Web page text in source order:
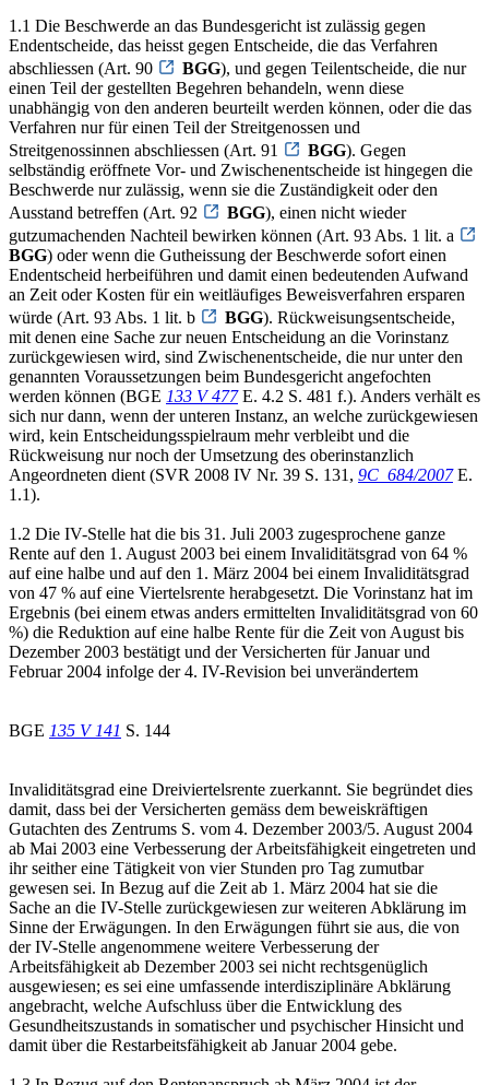
1.1 Die Beschwerde an das Bundesgericht ist zulässig gegen
Endentscheide, das heisst gegen Entscheide, die das Verfahren
abschliessen (Art. 90
BGG), und gegen Teilentscheide, die nur
einen Teil der gestellten Begehren behandeln, wenn diese
unabhängig von den anderen beurteilt werden können, oder die das
Verfahren nur für einen Teil der Streitgenossen und
Streitgenossinnen abschliessen (Art. 91
BGG). Gegen
selbständig eröffnete Vor- und Zwischenentscheide ist hingegen die
Beschwerde nur zulässig, wenn sie die Zuständigkeit oder den
Ausstand betreffen (Art. 92
BGG), einen nicht wieder
gutzumachenden Nachteil bewirken können (Art. 93 Abs. 1 lit. a
BGG) oder wenn die Gutheissung der Beschwerde sofort einen
Endentscheid herbeiführen und damit einen bedeutenden Aufwand
an Zeit oder Kosten für ein weitläufiges Beweisverfahren ersparen
würde (Art. 93 Abs. 1 lit. b
BGG). Rückweisungsentscheide,
mit denen eine Sache zur neuen Entscheidung an die Vorinstanz
zurückgewiesen wird, sind Zwischenentscheide, die nur unter den
genannten Voraussetzungen beim Bundesgericht angefochten
werden können (BGE 133 V 477E. 4.2 S. 481 f.). Anders verhält es
sich nur dann, wenn der unteren Instanz, an welche zurückgewiesen
wird, kein Entscheidungsspielraum mehr verbleibt und die
Rückweisung nur noch der Umsetzung des oberinstanzlich
Angeordneten dient (SVR 2008 IV Nr. 39 S. 131, 9C_684/2007E.
1.1).
1.2 Die IV-Stelle hat die bis 31. Juli 2003 zugesprochene ganze
Rente auf den 1. August 2003 bei einem Invaliditätsgrad von 64 %
auf eine halbe und auf den 1. März 2004 bei einem Invaliditätsgrad
von 47 % auf eine Viertelsrente herabgesetzt. Die Vorinstanz hat im
Ergebnis (bei einem etwas anders ermittelten Invaliditätsgrad von 60
%) die Reduktion auf eine halbe Rente für die Zeit von August bis
Dezember 2003 bestätigt und der Versicherten für Januar und
Februar 2004 infolge der 4. IV-Revision bei unverändertem
BGE 135 V 141 S. 144
Invaliditätsgrad eine Dreiviertelsrente zuerkannt. Sie begründet dies
damit, dass bei der Versicherten gemäss dem beweiskräftigen
Gutachten des Zentrums S. vom 4. Dezember 2003/5. August 2004
ab Mai 2003 eine Verbesserung der Arbeitsfähigkeit eingetreten und
ihr seither eine Tätigkeit von vier Stunden pro Tag zumutbar
gewesen sei. In Bezug auf die Zeit ab 1. März 2004 hat sie die
Sache an die IV-Stelle zurückgewiesen zur weiteren Abklärung im
Sinne der Erwägungen. In den Erwägungen führt sie aus, die von
der IV-Stelle angenommene weitere Verbesserung der
Arbeitsfähigkeit ab Dezember 2003 sei nicht rechtsgenüglich
ausgewiesen; es sei eine umfassende interdisziplinäre Abklärung
angebracht, welche Aufschluss über die Entwicklung des
Gesundheitszustands in somatischer und psychischer Hinsicht und
damit über die Restarbeitsfähigkeit ab Januar 2004 gebe.